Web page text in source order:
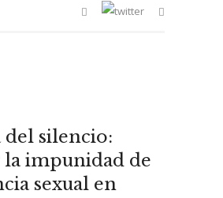
del silencio:
impunidad de
sexual en